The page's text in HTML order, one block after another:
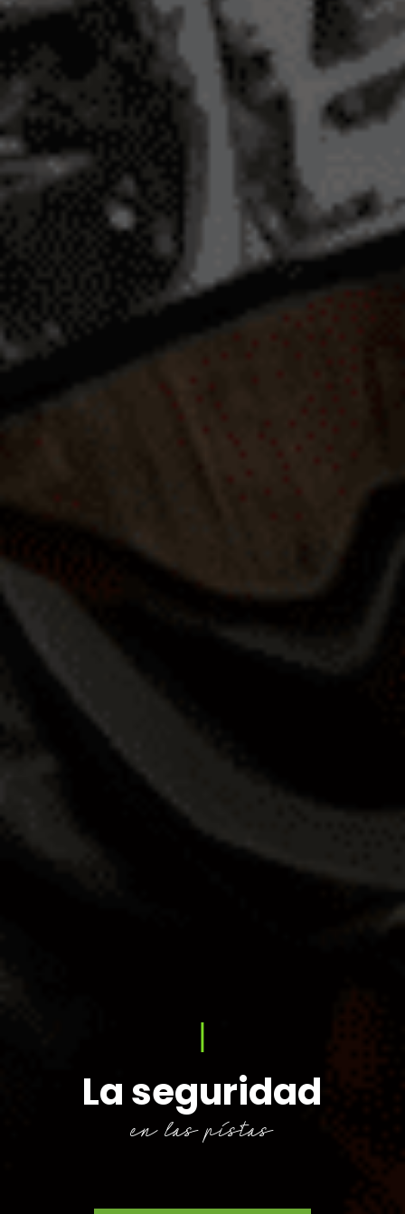
|
La seguridad
en las pistas